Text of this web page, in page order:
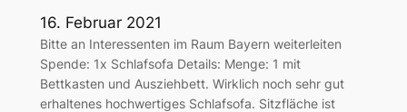
16. Februar 2021
Bitte an Interessenten im Raum Bayern weiterleiten
Spende: 1x Schlafsofa Details: Menge: 1 mit
Bettkasten und Ausziehbett. Wirklich noch sehr gut
erhaltenes hochwertiges Schlafsofa. Sitzfläche ist